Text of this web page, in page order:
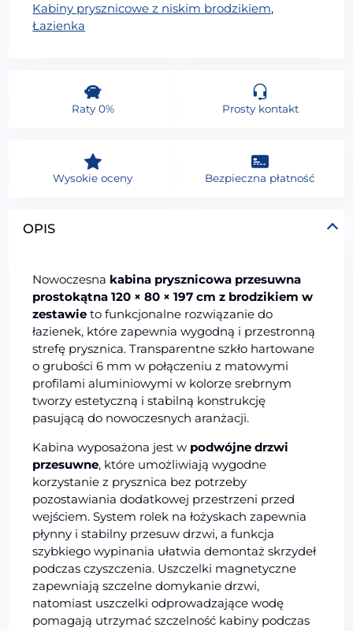
OPIS
Nowoczesna kabina prysznicowa przesuwna
prostokątna 120 × 80 × 197 cm z brodzikiem w
zestawie to funkcjonalne rozwiązanie do
łazienek, które zapewnia wygodną i przestronną
strefę prysznica. Transparentne szkło hartowane
o grubości 6 mm w połączeniu z matowymi
profilami aluminiowymi w kolorze srebrnym
tworzy estetyczną i stabilną konstrukcję
pasującą do nowoczesnych aranżacji.
Kabina wyposażona jest w podwójne drzwi
przesuwne, które umożliwiają wygodne
korzystanie z prysznica bez potrzeby
pozostawiania dodatkowej przestrzeni przed
wejściem. System rolek na łożyskach zapewnia
płynny i stabilny przesuw drzwi, a funkcja
szybkiego wypinania ułatwia demontaż skrzydeł
podczas czyszczenia. Uszczelki magnetyczne
zapewniają szczelne domykanie drzwi,
natomiast uszczelki odprowadzające wodę
pomagają utrzymać szczelność kabiny podczas
Kabiny prysznicowe z niskim brodzikiem,
Łazienka
Raty 0% Prosty kontakt
Wysokie oceny Bezpieczna płatność